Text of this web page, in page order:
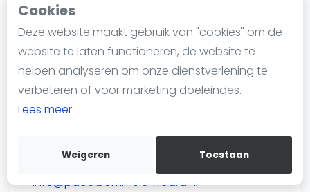
Cookies
Deze website maakt gebruik van "cookies" om de
website te laten functioneren, de website te
helpen analyseren om onze dienstverlening te
verbeteren of voor marketing doeleindes.
Lees meer
Weigeren Toestaan
Informatie
Over ons
Contact
Adverteren
Insights
WhatsApp
Join WhatsApp Community
Padelketen
Van Heemstraweg-West 27
5301 PZ Zaltbommel
https://www.padelbommelerwaard.nl/
info@padelbommelerwaard.nl